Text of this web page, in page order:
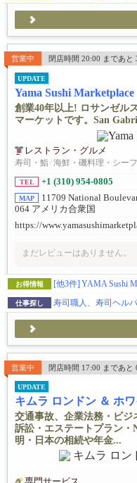
営業中 閉店時間 20:00 まであと
UPDATE
Yama Sushi Marketplace
創業40年以上! ロサンゼル
マーケットです。San
レストラン・グルメ
寿司・鮨 /海鮮・磯料理・シー
TEL +1 (310) 954-0805
MAP 11709 National
064 アメリカ合衆国
https://
まだレビューはありません。
お得情報 [他3件] YAMA Sushi
仕事探し 寿司職人、寿司ヘル
営業中 閉店時間 17:00 まであと
UPDATE
キムラ ロンドン ＆ ホ
交通事故、企業法務・ビ
訴訟・エステートプラン
明・日本の相続や年金...